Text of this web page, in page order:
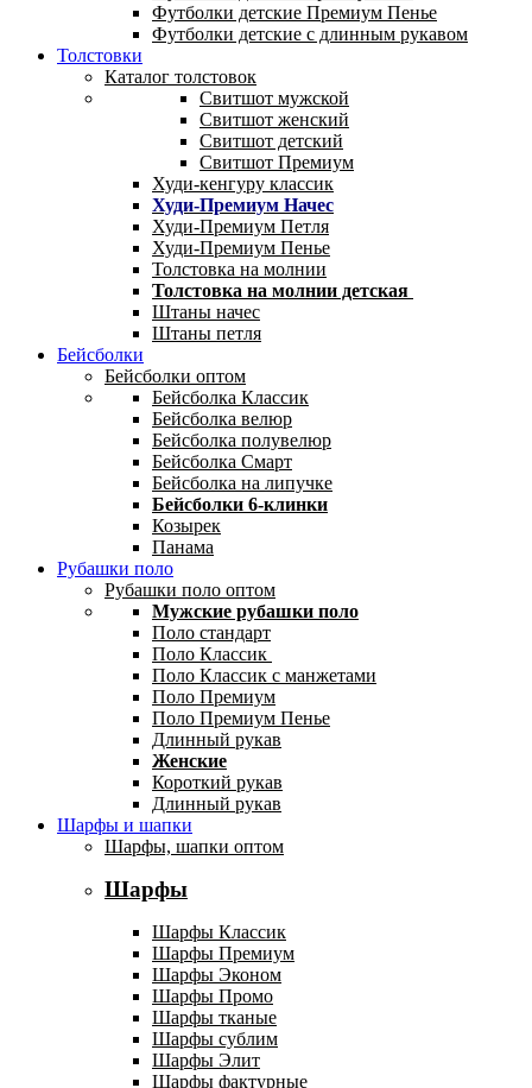
Футболки детские Премиум Пенье
Футболки детские с длинным рукавом
Толстовки
Каталог толстовок
Свитшот мужской
Свитшот женский
Свитшот детский
Свитшот Премиум
Худи-кенгуру классик
Худи-Премиум Начес
Худи-Премиум Петля
Худи-Премиум Пенье
Толстовка на молнии
Толстовка на молнии детская
Штаны начес
Штаны петля
Бейсболки
Бейсболки оптом
Бейсболка Классик
Бейсболка велюр
Бейсболка полувелюр
Бейсболка Смарт
Бейсболка на липучке
Бейсболки 6-клинки
Козырек
Панама
Рубашки поло
Рубашки поло оптом
Мужские рубашки поло
Поло стандарт
Поло Классик
Поло Классик с манжетами
Поло Премиум
Поло Премиум Пенье
Длинный рукав
Женские
Короткий рукав
Длинный рукав
Шарфы и шапки
Шарфы, шапки оптом
Шарфы
Шарфы Классик
Шарфы Премиум
Шарфы Эконом
Шарфы Промо
Шарфы тканые
Шарфы сублим
Шарфы Элит
Шарфы фактурные